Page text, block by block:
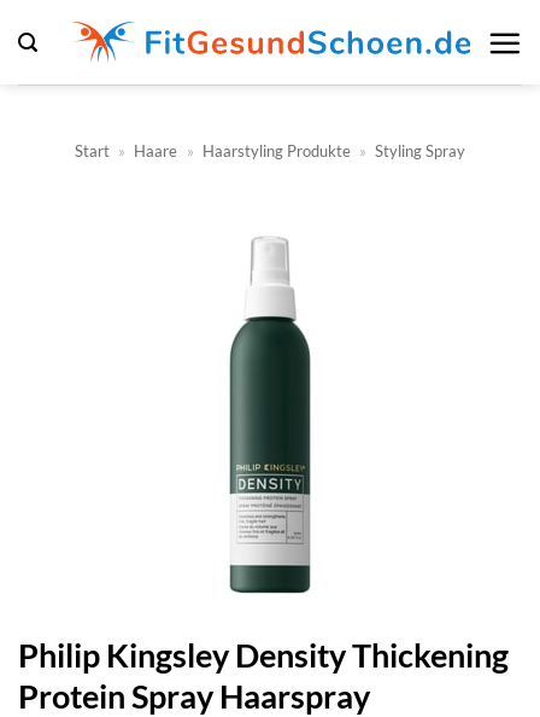
Inhalt
springen
Start » Haare » Haarstyling Produkte » Styling Spray
Philip Kingsley Density Thickening
Protein Spray Haarspray